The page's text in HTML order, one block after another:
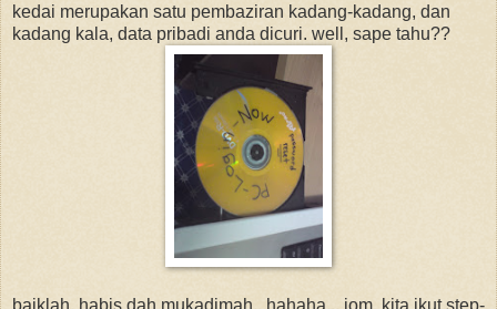
kedai merupakan satu pembaziran kadang-kadang, dan
kadang kala, data pribadi anda dicuri. well, sape tahu??
baiklah, habis dah mukadimah...hahaha... jom, kita ikut step-